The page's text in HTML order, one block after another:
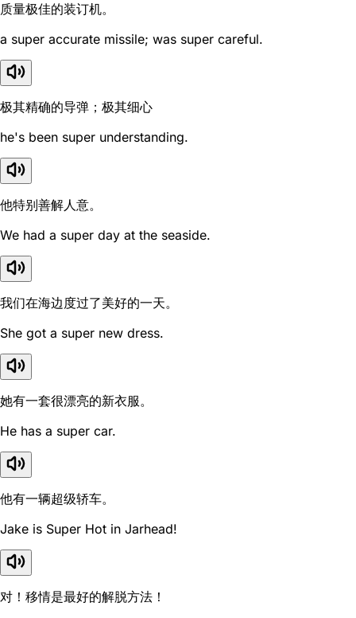
质量极佳的装订机。
a super accurate missile; was super careful.
极其精确的导弹；极其细心
he's been super understanding.
他特别善解人意。
We had a super day at the seaside.
我们在海边度过了美好的一天。
She got a super new dress.
她有一套很漂亮的新衣服。
He has a super car.
他有一辆超级轿车。
Jake is Super Hot in Jarhead!
对！移情是最好的解脱方法！